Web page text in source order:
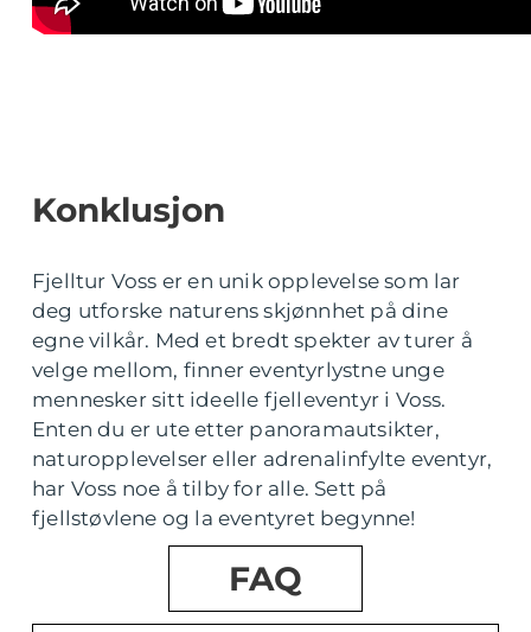
Konklusjon
Fjelltur Voss er en unik opplevelse som lar
deg utforske naturens skjønnhet på dine
egne vilkår. Med et bredt spekter av turer å
velge mellom, finner eventyrlystne unge
mennesker sitt ideelle fjelleventyr i Voss.
Enten du er ute etter panoramautsikter,
naturopplevelser eller adrenalinfylte eventyr,
har Voss noe å tilby for alle. Sett på
fjellstøvlene og la eventyret begynne!
FAQ